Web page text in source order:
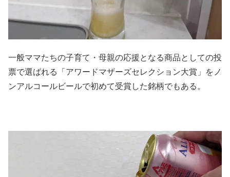
一般ママたちの子育て・母親の応援となる商品としての投
票で選ばれる「アワードマザーズセレクション大賞」をノ
ンアルコールビールで初めて受賞した銘柄でもある。